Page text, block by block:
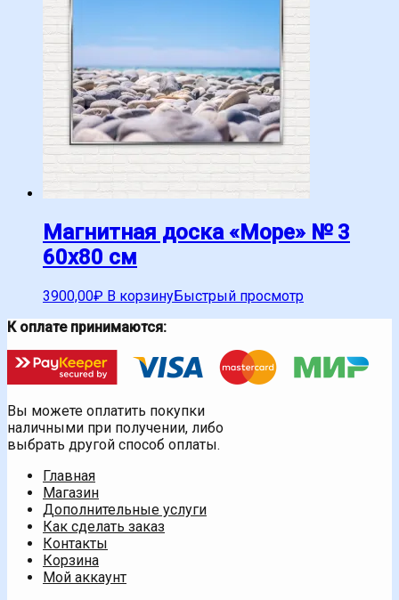
Магнитная доска «Море» № 3
60х80 см
3900,00₽ В корзинуБыстрый просмотр
К оплате принимаются:
Вы можете оплатить покупки
наличными при получении, либо
выбрать другой способ оплаты.
Главная
Магазин
Дополнительные услуги
Как сделать заказ
Контакты
Корзина
Мой аккаунт